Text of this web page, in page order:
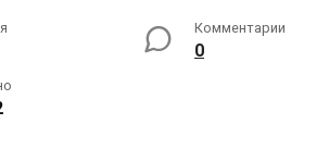
Комментарии
0